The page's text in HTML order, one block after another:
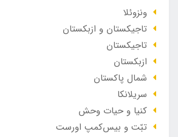
ونزوئلا
تاجیکستان و ازبکستان
تاجیکستان
ازبکستان
شمال پاکستان
سریلانکا
کنیا و حیات وحش
تبّت و بیس‌کمپ اورست